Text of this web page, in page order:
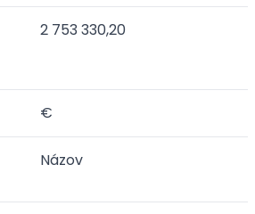
2 753 330,20
€
Názov